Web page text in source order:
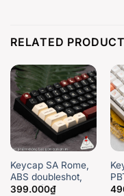
RELATED
Keycap SA Rome,
ABS doubleshot,
SA profile
399.000₫